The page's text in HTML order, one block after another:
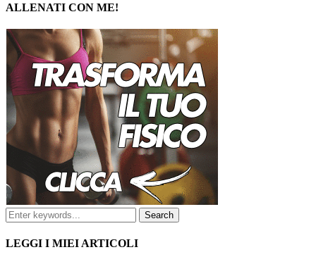
ALLENATI CON ME!
LEGGI I MIEI ARTICOLI